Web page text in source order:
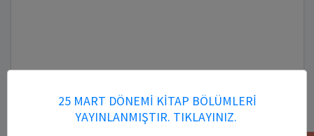
25 MART DÖNEMİ KİTAP BÖLÜMLERİ
YAYINLANMIŞTIR. TIKLAYINIZ.